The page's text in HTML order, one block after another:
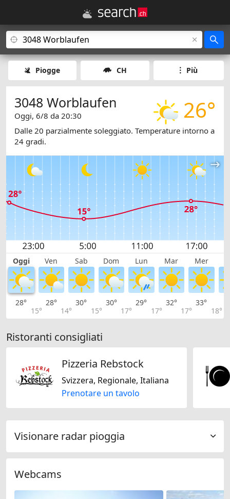
Piogge CH Più
26°
3048 Worblaufen
Oggi, 6/8 da 20:30
Dalle 20 parzialmente soleggiato. Temperature intorno a
24 gradi.
Oggi Ven Sab Dom Lun Mar Mer
28°
15°
28°
14°
30°
15°
30°
17°
29°
17°
32°
17°
33°
18°
Ristoranti consigliati
Pizzeria Rebstock
Svizzera, Regionale, Italiana
Prenotare un tavolo
Visionare radar pioggia
Webcams